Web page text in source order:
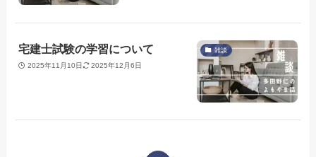
雑談
宅建士試験の学習について
2025年11月10日 2025年12月6日